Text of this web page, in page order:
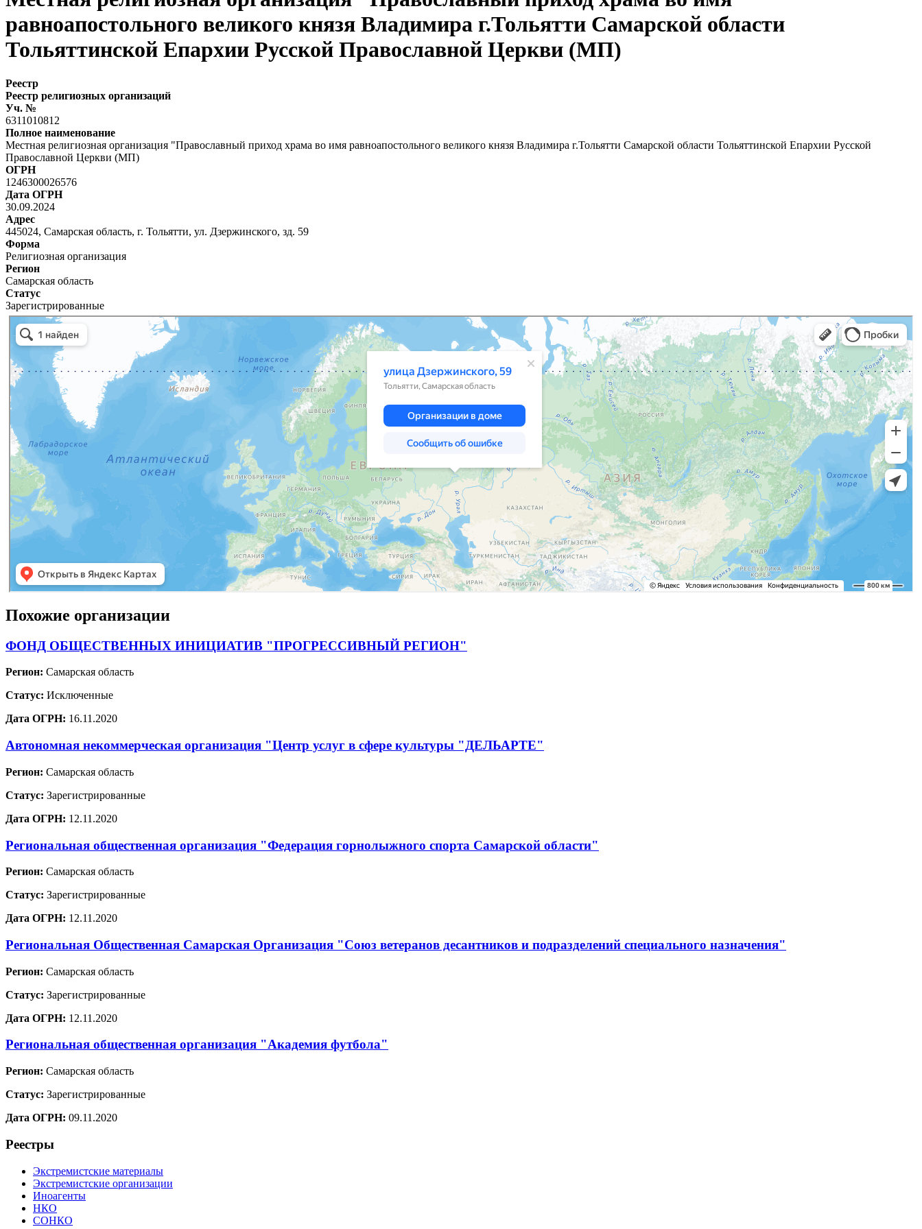
равноапостольного великого князя Владимира г.Тольятти Самарской области
Тольяттинской Епархии Русской Православной Церкви (МП)
Реестр
Реестр религиозных организаций
Уч. №
6311010812
Полное наименование
Местная религиозная организация "Православный приход храма во имя равноапостольного великого князя Владимира г.Тольятти Самарской области Тольяттинской Епархии Русской
Православной Церкви (МП)
ОГРН
1246300026576
Дата ОГРН
30.09.2024
Адрес
445024, Самарская область, г. Тольятти, ул. Дзержинского, зд. 59
Форма
Религиозная организация
Регион
Самарская область
Статус
Зарегистрированные
Похожие организации
ФОНД ОБЩЕСТВЕННЫХ ИНИЦИАТИВ "ПРОГРЕССИВНЫЙ РЕГИОН"
Регион: Самарская область
Статус: Исключенные
Дата ОГРН: 16.11.2020
Автономная некоммерческая организация "Центр услуг в сфере культуры "ДЕЛЬАРТЕ"
Регион: Самарская область
Статус: Зарегистрированные
Дата ОГРН: 12.11.2020
Региональная общественная организация "Федерация горнолыжного спорта Самарской области"
Регион: Самарская область
Статус: Зарегистрированные
Дата ОГРН: 12.11.2020
Региональная Общественная Самарская Организация "Союз ветеранов десантников и подразделений специального назначения"
Регион: Самарская область
Статус: Зарегистрированные
Дата ОГРН: 12.11.2020
Региональная общественная организация "Академия футбола"
Регион: Самарская область
Статус: Зарегистрированные
Дата ОГРН: 09.11.2020
Реестры
Экстремистские материалы
Экстремистские организации
Иноагенты
НКО
СОНКО